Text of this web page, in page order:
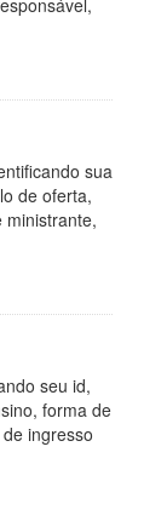
sua
de oferta,
ministrante,
seu id,
forma de
ingresso